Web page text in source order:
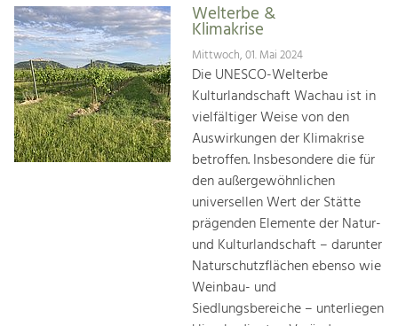
Welterbe &
Klimakrise
Mittwoch, 01. Mai 2024
Die UNESCO-Welterbe
Kulturlandschaft Wachau ist in
vielfältiger Weise von den
Auswirkungen der Klimakrise
betroffen. Insbesondere die für
den außergewöhnlichen
universellen Wert der Stätte
prägenden Elemente der Natur-
und Kulturlandschaft – darunter
Naturschutzflächen ebenso wie
Weinbau- und
Siedlungsbereiche – unterliegen